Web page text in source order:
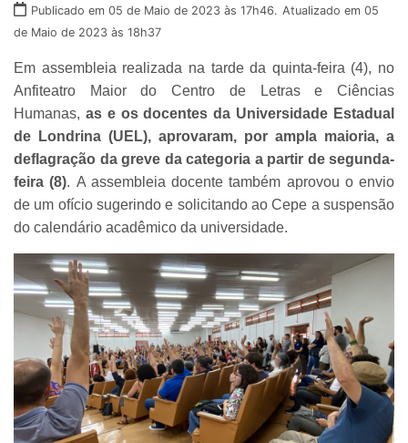
Publicado em 05 de Maio de 2023 às 17h46. Atualizado em 05
de Maio de 2023 às 18h37
Em assembleia realizada na tarde da quinta-feira (4), no
Anfiteatro Maior do Centro de Letras e Ciências
Humanas, as e os docentes da Universidade Estadual
de Londrina (UEL), aprovaram, por ampla maioria, a
deflagração da greve da categoria a partir de segunda-
feira (8). A assembleia docente também aprovou o envio
de um ofício sugerindo e solicitando ao Cepe a suspensão
do calendário acadêmico da universidade.